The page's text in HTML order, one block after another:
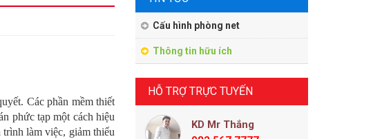
Các phần mềm thiết
phức tạp một cách hiệu
làm việc, giảm thiểu
Cấu hình phòng net
Thông tin hữu ích
HỖ TRỢ TRỰC TUYẾN
KD Mr Thắng